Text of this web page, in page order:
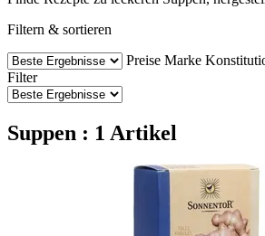
Filtern & sortieren
Preise Marke
Filter
Suppen : 1 Artikel